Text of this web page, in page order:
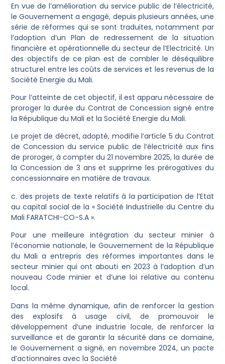
En vue de l’amélioration du service public de l’électricité,
le Gouvernement a engagé, depuis plusieurs années, une
série de réformes qui se sont traduites, notamment par
l’adoption d’un Plan de redressement de la situation
financière et opérationnelle du secteur de l’Electricité. Un
des objectifs de ce plan est de combler le déséquilibre
structurel entre les coûts de services et les revenus de la
Société Energie du Mali.
Pour l’atteinte de cet objectif, il est apparu nécessaire de
proroger la durée du Contrat de Concession signé entre
la République du Mali et la Société Energie du Mali.
Le projet de décret, adopté, modifie l’article 5 du Contrat
de Concession du service public de l’électricité aux fins
de proroger, à compter du 21 novembre 2025, la durée de
la Concession de 3 ans et supprime les prérogatives du
concessionnaire en matière de travaux.
c. des projets de texte relatifs à la participation de l’Etat
au capital social de la « Société Industrielle du Centre du
Mali FARATCHI-CO-S.A ».
Pour une meilleure intégration du secteur minier à
l’économie nationale, le Gouvernement de la République
du Mali a entrepris des réformes importantes dans le
secteur minier qui ont abouti en 2023 à l’adoption d’un
nouveau Code minier et d’une loi relative au contenu
local.
Dans la même dynamique, afin de renforcer la gestion
des explosifs à usage civil, de promouvoir le
développement d’une industrie locale, de renforcer la
surveillance et de garantir la sécurité dans ce domaine,
le Gouvernement a signé, en novembre 2024, un pacte
d’actionnaires avec la Société